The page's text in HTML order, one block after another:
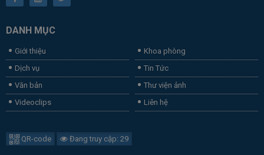
DANH MỤC
Giới thiệu
Khoa phòng
Dịch vụ
Tin Tức
Văn bản
Thư viện ảnh
Videoclips
Liên hệ
QR-code Đang truy cập: 29